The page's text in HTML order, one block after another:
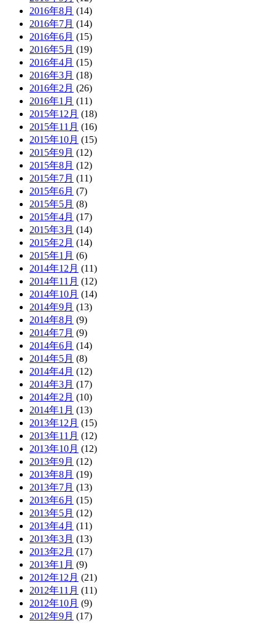
2016年8月 (14)
2016年7月 (14)
2016年6月 (15)
2016年5月 (19)
2016年4月 (15)
2016年3月 (18)
2016年2月 (26)
2016年1月 (11)
2015年12月 (18)
2015年11月 (16)
2015年10月 (15)
2015年9月 (12)
2015年8月 (12)
2015年7月 (11)
2015年6月 (7)
2015年5月 (8)
2015年4月 (17)
2015年3月 (14)
2015年2月 (14)
2015年1月 (6)
2014年12月 (11)
2014年11月 (12)
2014年10月 (14)
2014年9月 (13)
2014年8月 (9)
2014年7月 (9)
2014年6月 (14)
2014年5月 (8)
2014年4月 (12)
2014年3月 (17)
2014年2月 (10)
2014年1月 (13)
2013年12月 (15)
2013年11月 (12)
2013年10月 (12)
2013年9月 (12)
2013年8月 (19)
2013年7月 (13)
2013年6月 (15)
2013年5月 (12)
2013年4月 (11)
2013年3月 (13)
2013年2月 (17)
2013年1月 (9)
2012年12月 (21)
2012年11月 (11)
2012年10月 (9)
2012年9月 (17)